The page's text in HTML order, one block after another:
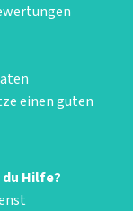
einen guten
Hilfe?